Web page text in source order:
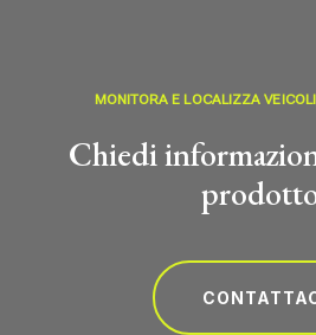
MONITORA E LOCALIZZA
Chiedi